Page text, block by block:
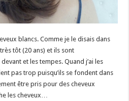
blancs. Comme je le disais dans
tôt (20 ans) et ils sont
et les tempes. Quand j’ai les
pas trop puisqu’ils se fondent dans
être pris pour des cheveux
les cheveux…